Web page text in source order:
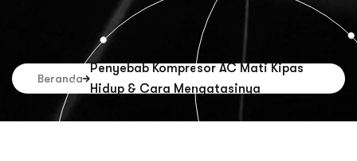
Beranda
Penyebab Kompresor AC Mati Kipas
Hidup & Cara Mengatasinya